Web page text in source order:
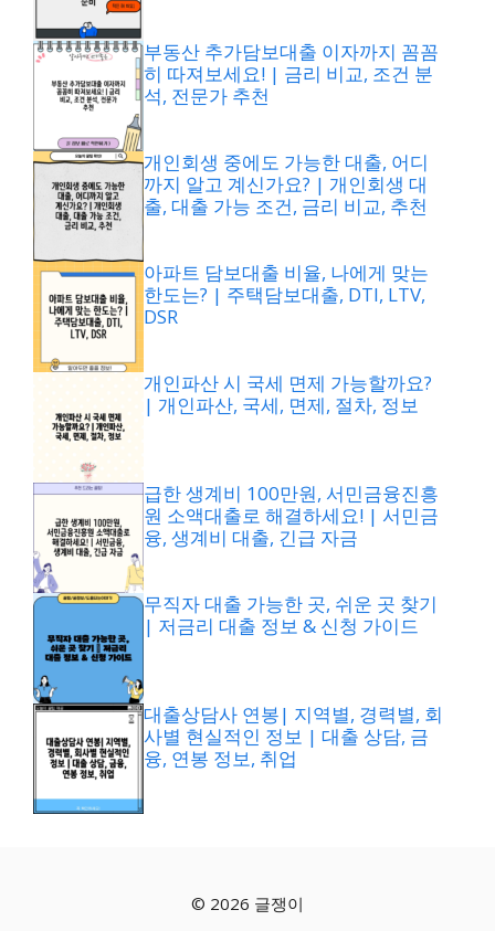
부동산 추가담보대출 이자까지 꼼꼼
히 따져보세요! | 금리 비교, 조건 분
석, 전문가 추천
개인회생 중에도 가능한 대출, 어디
까지 알고 계신가요? | 개인회생 대
출, 대출 가능 조건, 금리 비교, 추천
아파트 담보대출 비율, 나에게 맞는
한도는? | 주택담보대출, DTI, LTV,
DSR
개인파산 시 국세 면제 가능할까요?
| 개인파산, 국세, 면제, 절차, 정보
급한 생계비 100만원, 서민금융진흥
원 소액대출로 해결하세요! | 서민금
융, 생계비 대출, 긴급 자금
무직자 대출 가능한 곳, 쉬운 곳 찾기
| 저금리 대출 정보 & 신청 가이드
대출상담사 연봉| 지역별, 경력별, 회
사별 현실적인 정보 | 대출 상담, 금
융, 연봉 정보, 취업
© 2026 글쟁이